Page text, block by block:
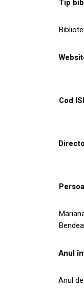
Tip
Cod
Anul
Anul